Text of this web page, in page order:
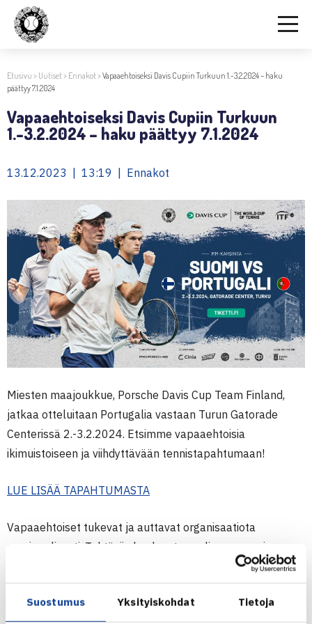
Suostumus Yksityiskohdat Tietoja
Etusivu > Uutiset> Ennakot>Vapaaehtoiseksi Davis Cupiin Turkuun 1.-3.2.2024 – haku
päättyy 7.1.2024
Vapaaehtoiseksi Davis Cupiin Turkuun
1.-3.2.2024 – haku päättyy 7.1.2024
13.12.2023 | 13:19 | Ennakot
Miesten maajoukkue, Porsche Davis Cup Team Finland,
jatkaa otteluitaan Portugalia vastaan Turun Gatorade
Centerissä 2.-3.2.2024. Etsimme vapaaehtoisia
ikimuistoiseen ja viihdyttävään tennistapahtumaan!
LUE LISÄÄ TAPAHTUMASTA
Vapaaehtoiset tukevat ja auttavat organisaatiota
monipuolisesti. Tehtäviin kuuluvat mm. lipunmyynnin
aktiviteettialueella, VIP-vieraiden vastaanotto ja neuvonta
sekä toimitsijaruokailun avustaminen. Myös, kerro meille